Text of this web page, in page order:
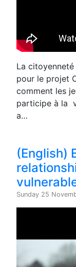
La
pour le projet
comment les
participe à la
a…
(English)
Sunday 25